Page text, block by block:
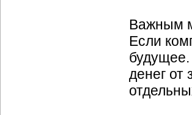
Важным
Если
денег от